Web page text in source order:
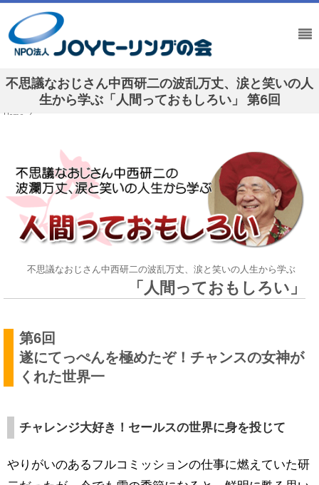
不思議なおじさん中西研二の波乱万丈、涙と笑いの人
生から学ぶ「人間っておもしろい」 第6回
Home
/
不思議なおじさん中西研二の波乱万丈、涙と笑いの人生から学ぶ
「人間っておもしろい」
第6回
遂にてっぺんを極めたぞ！チャンスの女神が
くれた世界一
チャレンジ大好き！セールスの世界に身を投じて
やりがいのあるフルコミッションの仕事に燃えていた研